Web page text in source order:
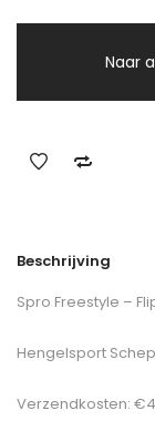
Naar
Beschrijving
Spro Freestyle –
Hengelsport
Verzendkosten: